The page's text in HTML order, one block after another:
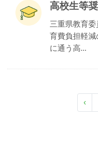
高校生等
三重県教育
育費負担軽
に通う高...
‹